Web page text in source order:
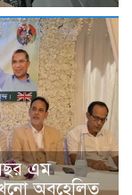
এম
অবহেলিত